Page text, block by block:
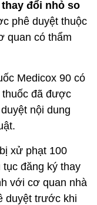
đổi nhỏ so
phê duyệt thuộc
quan có thẩm
Medicox 90 có
đã được
nội dung
xử phạt 100
đăng ký thay
với cơ quan nhà
duyệt trước khi